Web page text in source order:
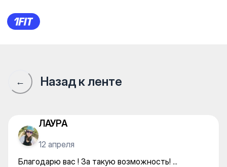
Благодарю вас ! За такую
← Назад к ленте
ЛАУРА
12 апреля
Благодарю вас ! За такую возможность! ...